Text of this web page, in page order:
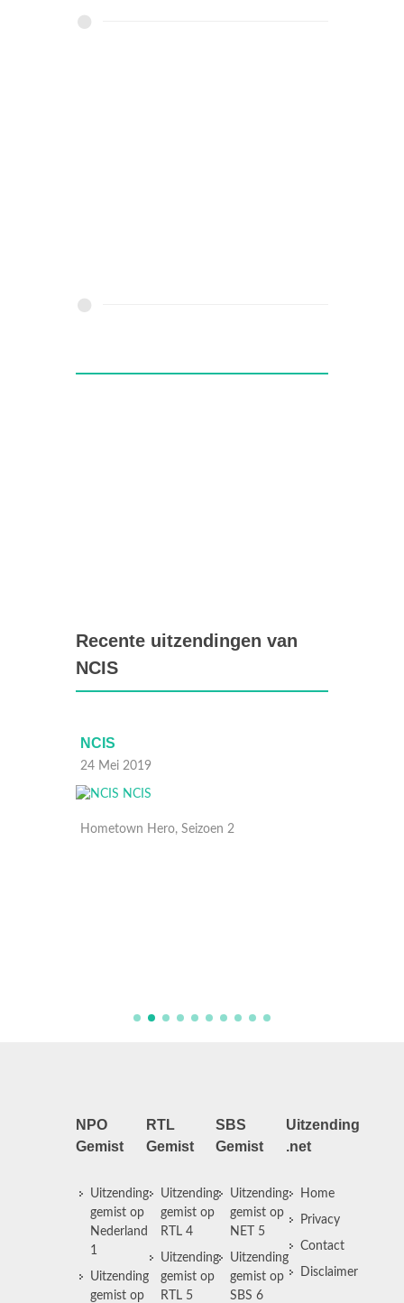
Recente uitzendingen van
NCIS
NCIS
24 Mei 2019
Hometown Hero, Seizoen 2
NPO
Gemist
Uitzending
gemist op
Nederland
1
Uitzending
gemist op
RTL
Gemist
Uitzending
gemist op
RTL 4
Uitzending
gemist op
RTL 5
SBS
Gemist
Uitzending
gemist op
NET 5
Uitzending
gemist op
SBS 6
Uitzending
.net
Home
Privacy
Contact
Disclaimer